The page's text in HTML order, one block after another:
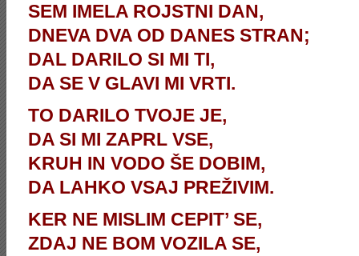
SEM IMELA ROJSTNI DAN,
DNEVA DVA OD DANES STRAN;
DAL DARILO SI MI TI,
DA SE V GLAVI MI VRTI.
TO DARILO TVOJE JE,
DA SI MI ZAPRL VSE,
KRUH IN VODO ŠE DOBIM,
DA LAHKO VSAJ PREŽIVIM.
KER NE MISLIM CEPIT’ SE,
ZDAJ NE BOM VOZILA SE,